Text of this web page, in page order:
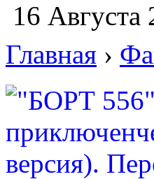
16 Августа
Главная ›